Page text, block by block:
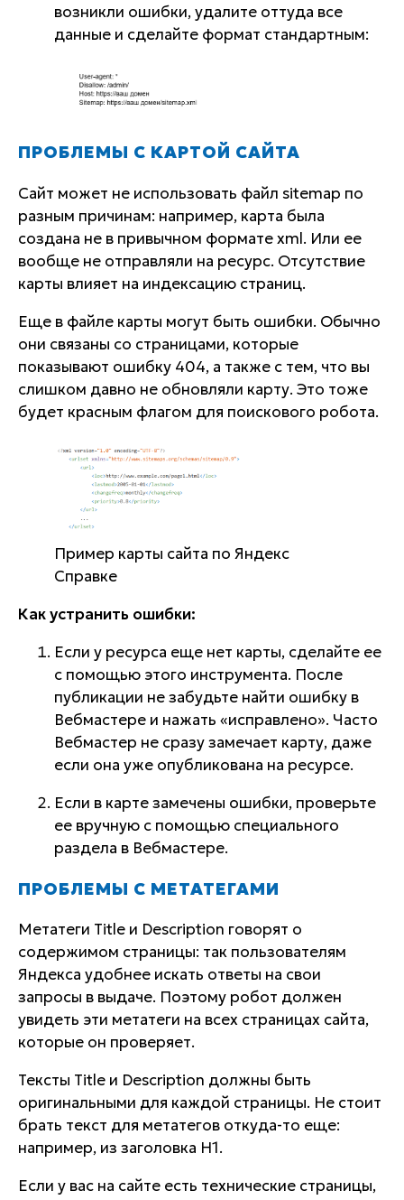
возникли ошибки, удалите оттуда все
данные и сделайте формат стандартным:
ПРОБЛЕМЫ С КАРТОЙ САЙТА
Сайт может не использовать файл sitemap по
разным причинам: например, карта была
создана не в привычном формате xml. Или ее
вообще не отправляли на ресурс. Отсутствие
карты влияет на индексацию страниц.
Еще в файле карты могут быть ошибки. Обычно
они связаны со страницами, которые
показывают ошибку 404, а также с тем, что вы
слишком давно не обновляли карту. Это тоже
будет красным флагом для поискового робота.
Пример карты сайта по Яндекс
Справке
Как устранить ошибки:
Если у ресурса еще нет карты, сделайте ее
с помощью этого инструмента. После
публикации не забудьте найти ошибку в
Вебмастере и нажать «исправлено». Часто
Вебмастер не сразу замечает карту, даже
если она уже опубликована на ресурсе.
Если в карте замечены ошибки, проверьте
ее вручную с помощью специального
раздела в Вебмастере.
ПРОБЛЕМЫ С МЕТАТЕГАМИ
Метатеги Title и Description говорят о
содержимом страницы: так пользователям
Яндекса удобнее искать ответы на свои
запросы в выдаче. Поэтому робот должен
увидеть эти метатеги на всех страницах сайта,
которые он проверяет.
Тексты Title и Description должны быть
оригинальными для каждой страницы. Не стоит
брать текст для метатегов откуда-то еще:
например, из заголовка H1.
Если у вас на сайте есть технические страницы,